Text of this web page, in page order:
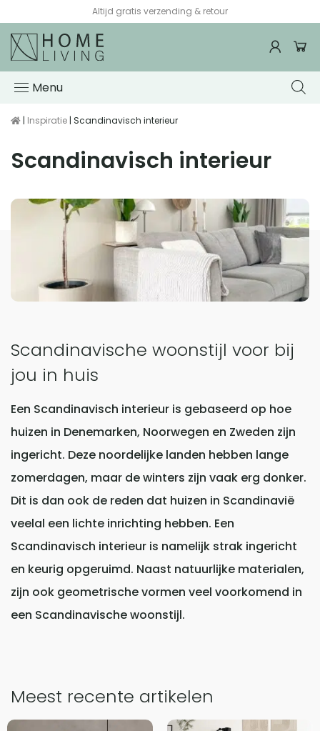
Voor 15:00 besteld, de volgende werkdag in huis*
Menu
| Inspiratie | Scandinavisch interieur
Scandinavisch interieur
Scandinavische woonstijl voor bij
jou in huis
Een Scandinavisch interieur is gebaseerd op hoe
huizen in Denemarken, Noorwegen en Zweden zijn
ingericht. Deze noordelijke landen hebben lange
zomerdagen, maar de winters zijn vaak erg donker.
Dit is dan ook de reden dat huizen in Scandinavië
veelal een lichte inrichting hebben. Een
Scandinavisch interieur is namelijk strak ingericht
en keurig opgeruimd. Naast natuurlijke materialen,
zijn ook geometrische vormen veel voorkomend in
een Scandinavische woonstijl.
Meest recente artikelen